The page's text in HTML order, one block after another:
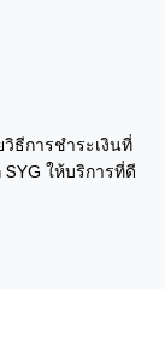
ธีการชำระเงินที่
ให้บริการที่ดี